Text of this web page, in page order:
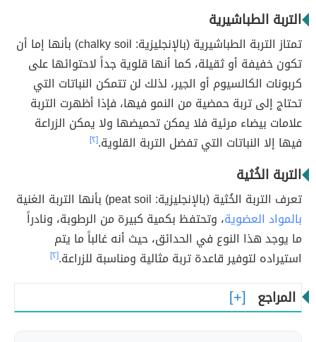
التربة الطباشيرية
تمتاز التربة الطباشيرية (بالإنجليزية: chalky soil) بأنها إما أن
تكون خفيفة أو ثقيلة، كما أنها قلوية جداً لاحتوائها على
كربونات الكالسيوم أو الجير، لذلك لن تتمكن النباتات التي
تحتاج إلى تربة حمضية من النمو فيها، فإذا أظهرت التربة
علامات بيضاء مرئية فلا يمكن تحميضها ولا يمكن الزراعة
فيها إلا النباتات التي تفضل التربة القلوية.[٢]
التربة الخُثية
تعرف التربة الخُثية (بالإنجليزية: peat soil) بأنها التربة الغنية
بالمواد العضوية، وتحتفظ بكمية كبيرة من الرطوبة، ونادراً
ما يوجد هذا النوع في الحدائق، حيث أنه غالباً ما يتم
استيراده لتوفير قاعدة تربة مثالية ومناسبة للزراعة.[٢]
المراجع